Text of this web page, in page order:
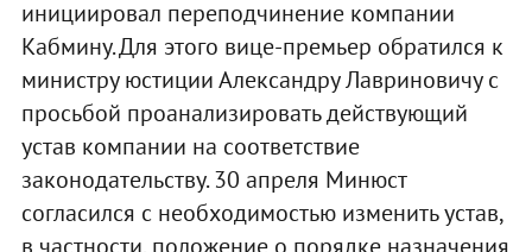
инициировал переподчинение компании
Кабмину. Для этого вице-премьер обратился к
министру юстиции Александру Лавриновичу с
просьбой проанализировать действующий
устав компании на соответствие
законодательству. 30 апреля Минюст
согласился с необходимостью изменить устав,
в частности, положение о порядке назначения